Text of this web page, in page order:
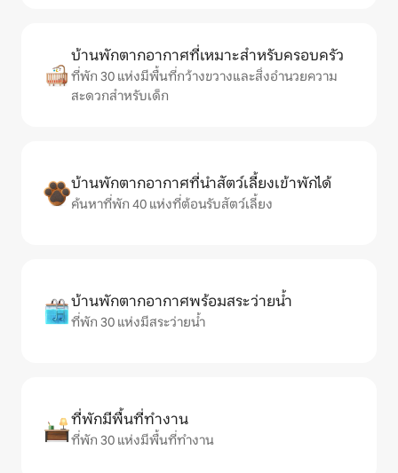
บ้านพักตากอากาศที่เหมาะสำหรับครอบครัว
ที่พัก 30 แห่งมีพื้นที่กว้างขวางและสิ่งอำนวยความ
สะดวกสำหรับเด็ก
บ้านพักตากอากาศที่นำสัตว์เลี้ยงเข้าพักได้
ค้นหาที่พัก 40 แห่งที่ต้อนรับสัตว์เลี้ยง
บ้านพักตากอากาศพร้อมสระว่ายน้ำ
ที่พัก 30 แห่งมีสระว่ายน้ำ
ที่พักมีพื้นที่ทำงาน
ที่พัก 30 แห่งมีพื้นที่ทำงาน